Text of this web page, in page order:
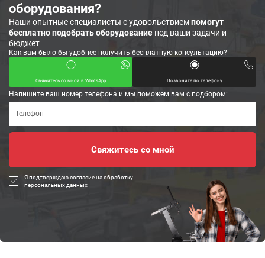
оборудования?
Наши опытные специалисты с удовольствиемпомогут
бесплатно подобрать оборудование под ваши задачи и
бюджет
Как вам было бы удобнее получить бесплатную консультацию?
Свяжитесь со мной в WhatsApp Позвоните по телефону
Напишите ваш номер телефона и мы поможем вам с подбором:
Я подтверждаю согласие на обработку
персональных данных